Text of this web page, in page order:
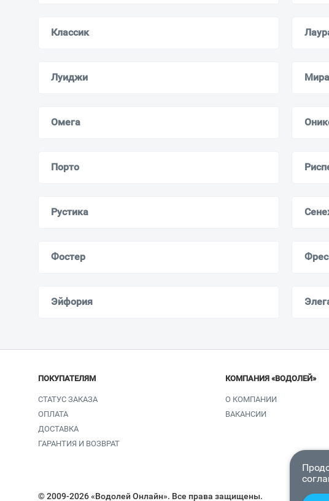
Классик
Луиджи
Омега
Порто
Рустика
Фостер
Эйфория
ПОКУПАТЕЛЯМ
СТАТУС ЗАКАЗА
ОПЛАТА
ДОСТАВКА
ГАРАНТИЯ И ВОЗВРАТ
КОМПАНИЯ «ВОДОЛЕЙ»
О КОМПАНИИ
ВАКАНСИИ
© 2009-2026 «Водолей Онлайн». Все права защищены.